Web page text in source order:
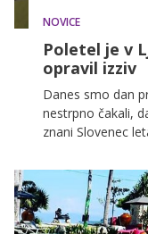
NOVICE
Poletel je v
opravil izziv
Danes smo dan
nestrpno čakali,
znani Slovenec